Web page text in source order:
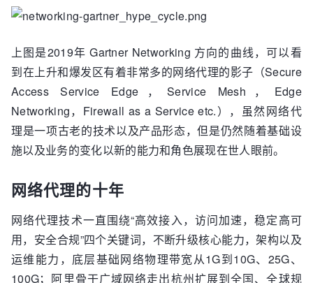
上图是2019年 Gartner Networking 方向的曲线，可以看
到在上升和爆发区有着非常多的网络代理的影子（Secure
Access Service Edge，Service Mesh，Edge
Networking，Firewall as a Service etc.），虽然网络代
理是一项古老的技术以及产品形态，但是仍然随着基础设
施以及业务的变化以新的能力和角色展现在世人眼前。
网络代理的十年
网络代理技术一直围绕“高效接入，访问加速，稳定高可
用，安全合规”四个关键词，不断升级核心能力，架构以及
运维能力，底层基础网络物理带宽从1G到10G、25G、
100G；阿里骨干广域网络走出杭州扩展到全国、全球规